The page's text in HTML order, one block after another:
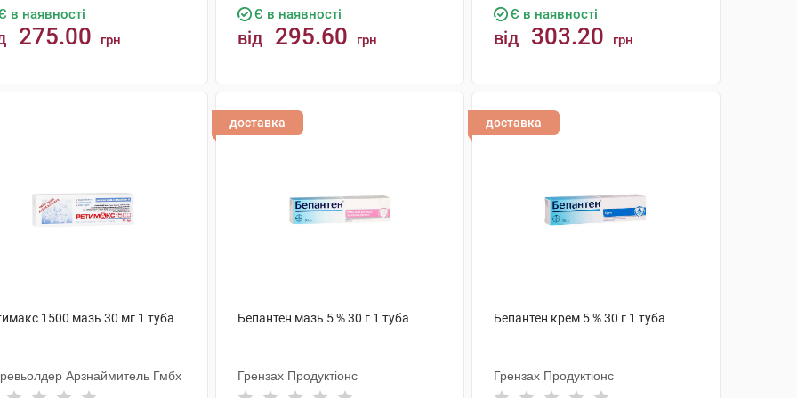
в наявності
275.00 грн
Є в наявності
від 295.60 грн
Є в наявності
від 303.20 грн
1500 мазь 30 мг 1 туба
Арзнаймитель Гмбх
доставка
Бепантен мазь 5 % 30 г 1 туба
Грензах Продуктіонс
доставка
Бепантен крем 5 % 30 г 1 туба
Грензах Продуктіонс